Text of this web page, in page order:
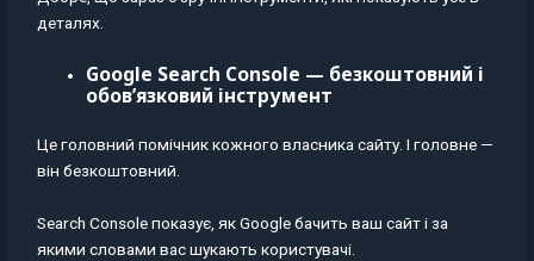
деталях.
Google Search Console — безкоштовний і
обов’язковий інструмент
Це головний помічник кожного власника сайту. І головне —
він безкоштовний.
Search Console показує, як Google бачить ваш сайт і за
якими словами вас шукають користувачі.